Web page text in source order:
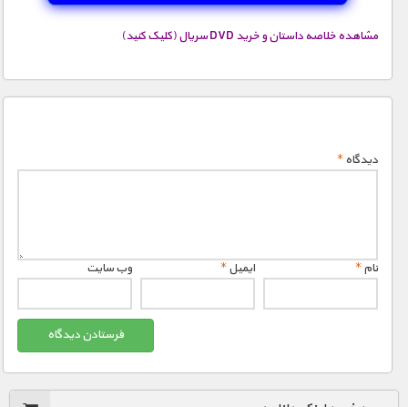
ماورایی
مشاهده خلاصه داستان و خرید DVD سریال (کلیک کنید)
دیدگاه*
نام* ایمیل* وب‌ سایت